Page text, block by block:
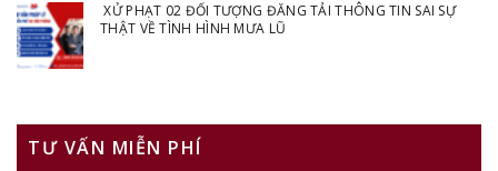
XỬ PHẠT 02 ĐỐI TƯỢNG ĐĂNG TẢI THÔNG TIN SAI SỰ
THẬT VỀ TÌNH HÌNH MƯA LŨ
TƯ VẤN MIỄN PHÍ